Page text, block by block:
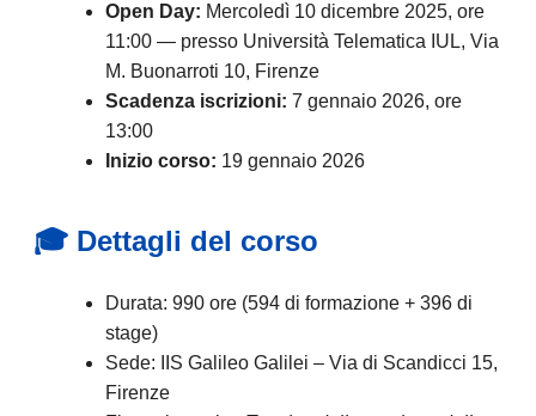
Open Day: Mercoledì 10 dicembre 2025, ore
11:00 — presso Università Telematica IUL, Via
M. Buonarroti 10, Firenze
Scadenza iscrizioni: 7 gennaio 2026, ore
13:00
Inizio corso: 19 gennaio 2026
🎓 Dettagli del corso
Durata: 990 ore (594 di formazione + 396 di
stage)
Sede: IIS Galileo Galilei – Via di Scandicci 15,
Firenze